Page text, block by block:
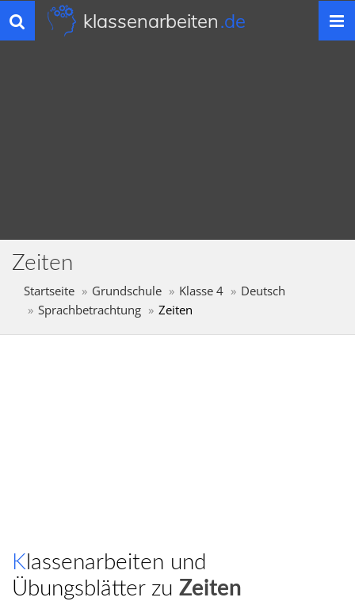
Toggle
navigation
klassenarbeiten.de
Zeiten
Startseite Grundschule Klasse 4
Deutsch
Sprachbetrachtung
Zeiten
Klassenarbeiten und
Übungsblätter zu Zeiten